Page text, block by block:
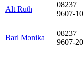
Alt Ruth
08237
9607-10
Barl Monika
08237
9607-20